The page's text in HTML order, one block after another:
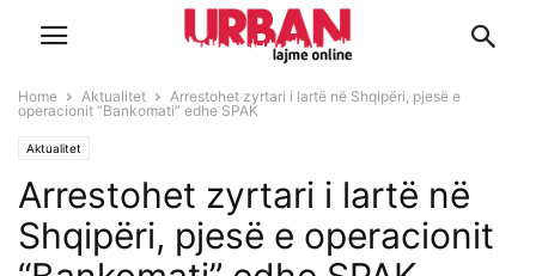
Home Aktualitet
Arrestohet zyrtari i lartë në Shqipëri, pjesë e
operacionit “Bankomati” edhe SPAK
Aktualitet
Arrestohet zyrtari i lartë në
Shqipëri, pjesë e operacionit